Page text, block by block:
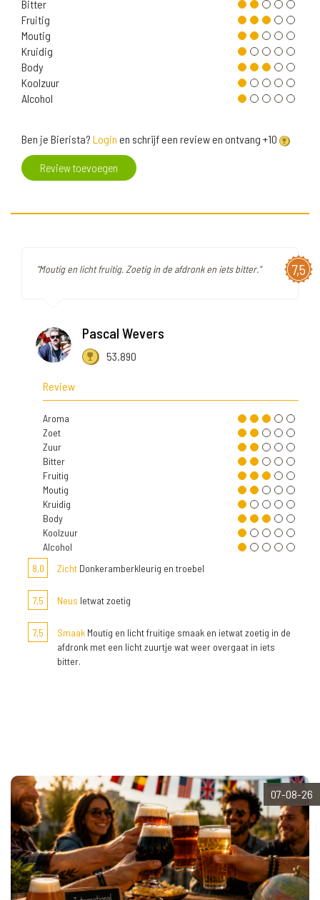
Bitter
Fruitig
Moutig
Kruidig
Body
Koolzuur
Alcohol
Ben je Bierista? Login en schrijf een review en ontvang +10
Review toevoegen
7,5
"Moutig en licht fruitig. Zoetig in de afdronk en iets bitter."
Pascal Wevers
53.890
Review
Aroma
Zoet
Zuur
Bitter
Fruitig
Moutig
Kruidig
Body
Koolzuur
Alcohol
8,0
Zicht Donkeramberkleurig en troebel
7,5 Neus Ietwat zoetig
7,5 Smaak Moutig en licht fruitige smaak en ietwat zoetig in de
afdronk met een licht zuurtje wat weer overgaat in iets
bitter.
07-08-26